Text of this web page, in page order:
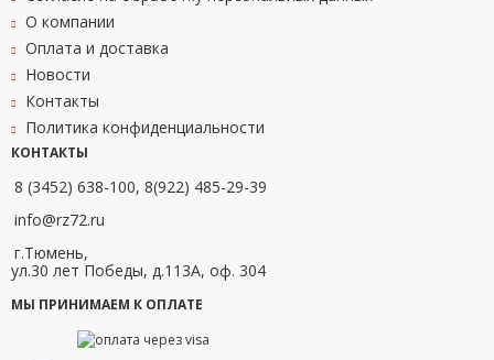
О компании
Оплата и доставка
Новости
Контакты
Политика конфиденциальности
КОНТАКТЫ
8 (3452) 638-100, 8(922) 485-29-39
info@rz72.ru
г.Тюмень,
ул.30 лет Победы, д.113А, оф. 304
МЫ ПРИНИМАЕМ К ОПЛАТЕ